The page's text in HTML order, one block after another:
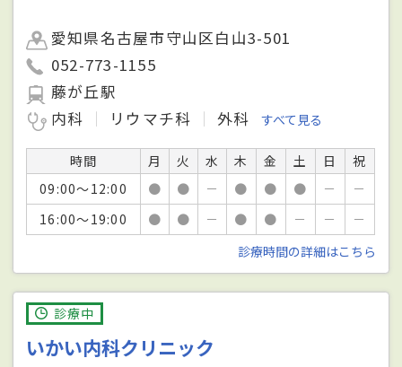
愛知県名古屋市守山区白山3-501
052-773-1155
藤が丘駅
内科
リウマチ科 外科 すべて見る
時間 月 火 水 木 金 土 日
祝
09:00～12:00
● ● － ● ● ● －
－
16:00～19:00
● ● － ● ● － －
－
診療時間の詳細はこちら
診療中
いかい内科クリニック